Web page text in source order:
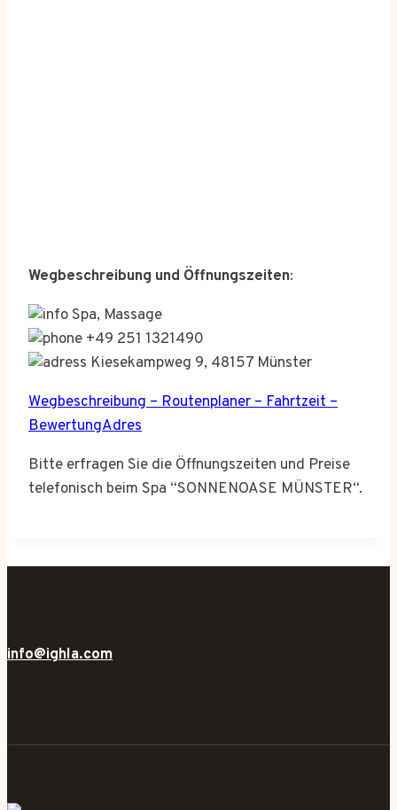
Wegbeschreibung und Öffnungszeiten:
Spa, Massage
+49 251 1321490
Kiesekampweg 9, 48157 Münster
Wegbeschreibung – Routenplaner – Fahrtzeit –
BewertungAdres
Bitte erfragen Sie die Öffnungszeiten und Preise
telefonisch beim Spa “SONNENOASE MÜNSTER“.
info@ighla.com